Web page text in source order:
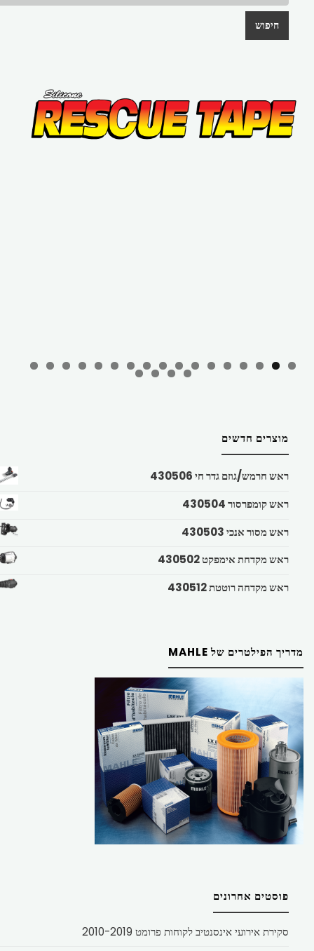
חיפוש
מוצרים חדשים
ראש חרמש/גוזם גדר חי 430506
ראש קומפרסור 430504
ראש מסור אנכי 430503
ראש מקדחת אימפקט 430502
ראש מקדחה רוטטת 430512
מדריך הפילטרים של MAHLE
פוסטים אחרונים
סקירת אירועי אינסנטיב לקוחות פרומט 2010-2019